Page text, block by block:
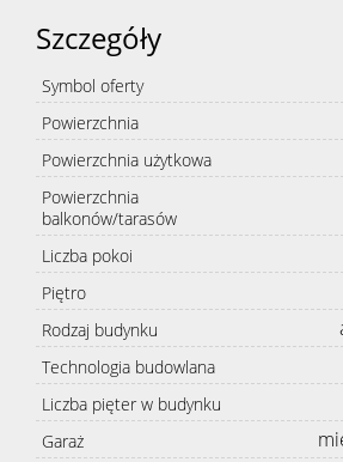
Szczegóły
Symbol oferty
Powierzchnia
Powierzchnia użytkowa
Powierzchnia
balkonów/tarasów
Liczba pokoi
Piętro
Rodzaj budynku
Technologia budowlana
Liczba pięter w budynku
Garaż